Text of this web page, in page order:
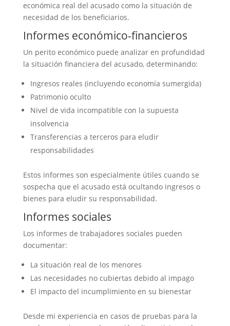
económica real del acusado como la situación de
necesidad de los beneficiarios.
Informes económico-financieros
Un perito económico puede analizar en profundidad
la situación financiera del acusado, determinando:
Ingresos reales (incluyendo economía sumergida)
Patrimonio oculto
Nivel de vida incompatible con la supuesta
insolvencia
Transferencias a terceros para eludir
responsabilidades
Estos informes son especialmente útiles cuando se
sospecha que el acusado está ocultando ingresos o
bienes para eludir su responsabilidad.
Informes sociales
Los informes de trabajadores sociales pueden
documentar:
La situación real de los menores
Las necesidades no cubiertas debido al impago
El impacto del incumplimiento en su bienestar
Desde mi experiencia en casos de pruebas para la